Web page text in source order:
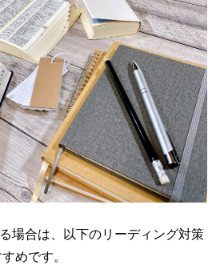
場合は、以下のリーディング対策
めです。